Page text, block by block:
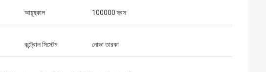
আয়ুষ্কাল 100000 হুরস
কন্ট্রোল সিস্টেম নোভা তারকা